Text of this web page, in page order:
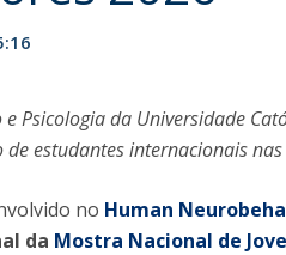
|
Psicologia da Universidade
estudantes internacionais nas
no Human
da Mostra Nacional de